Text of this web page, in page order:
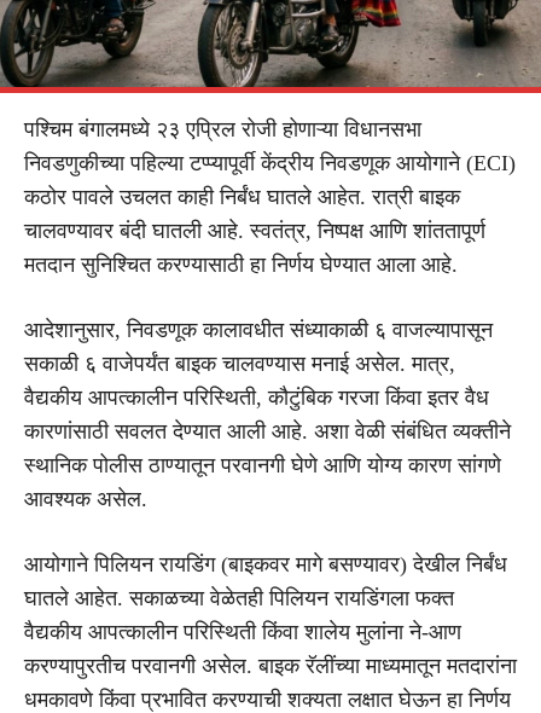
पश्चिम बंगालमध्ये २३ एप्रिल रोजी होणाऱ्या विधानसभा
निवडणुकीच्या पहिल्या टप्प्यापूर्वी केंद्रीय निवडणूक आयोगाने (ECI)
कठोर पावले उचलत काही निर्बंध घातले आहेत. रात्री बाइक
चालवण्यावर बंदी घातली आहे. स्वतंत्र, निष्पक्ष आणि शांततापूर्ण
मतदान सुनिश्चित करण्यासाठी हा निर्णय घेण्यात आला आहे.
आदेशानुसार, निवडणूक कालावधीत संध्याकाळी ६ वाजल्यापासून
सकाळी ६ वाजेपर्यंत बाइक चालवण्यास मनाई असेल. मात्र,
वैद्यकीय आपत्कालीन परिस्थिती, कौटुंबिक गरजा किंवा इतर वैध
कारणांसाठी सवलत देण्यात आली आहे. अशा वेळी संबंधित व्यक्तीने
स्थानिक पोलीस ठाण्यातून परवानगी घेणे आणि योग्य कारण सांगणे
आवश्यक असेल.
आयोगाने पिलियन रायडिंग (बाइकवर मागे बसण्यावर) देखील निर्बंध
घातले आहेत. सकाळच्या वेळेतही पिलियन रायडिंगला फक्त
वैद्यकीय आपत्कालीन परिस्थिती किंवा शालेय मुलांना ने-आण
करण्यापुरतीच परवानगी असेल. बाइक रॅलींच्या माध्यमातून मतदारांना
धमकावणे किंवा प्रभावित करण्याची शक्यता लक्षात घेऊन हा निर्णय